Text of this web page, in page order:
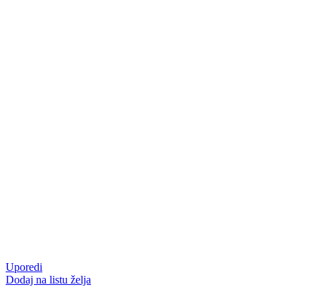
Uporedi
Dodaj na listu želja